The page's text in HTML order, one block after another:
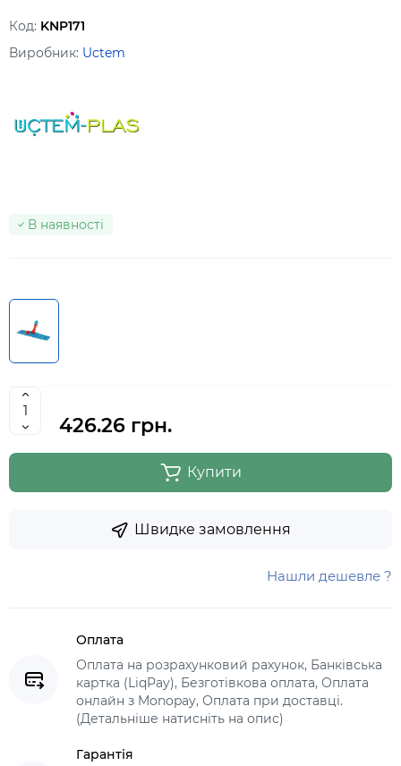
Код: KNP171
Виробник: Uctem
В наявності
426.26 грн.
Купити
Швидке замовлення
Нашли дешевле ?
Оплата
Оплата на розрахунковий рахунок, Банківська
картка (LiqPay), Безготівкова оплата, Оплата
онлайн з Monopay, Оплата при доставці.
(Детальніше натисніть на опис)
Гарантія